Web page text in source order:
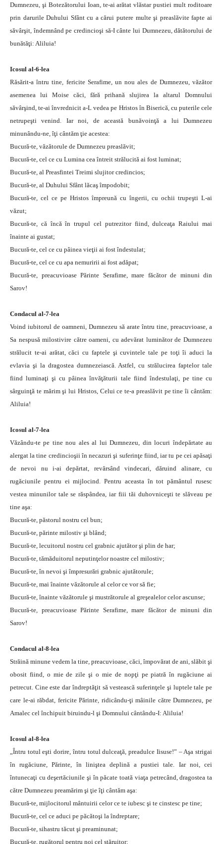
Dumnezeu, şi Botezătorului Ioan, te-ai arătat vlăstar pustiei mult roditoare
prin darurile Duhului Sfânt cu a cărui putere multe şi preaslăvite fapte ai
săvârşit, îndemnând pe credincioşi să-I cânte lui Dumnezeu, dătătorului de
bunătăţi: Aliluia!
Icosul al-6-lea
Răsărit-a întru tine, fericite Serafime, un nou ales de Dumnezeu, văzător
asemenea lui Moise căci, fără prihană slujirea la altarul Domnului
săvârşind, te-ai învrednicit a-L vedea pe Hristos în Biserică, cu puterile cele
netrupeşti venind. Iar noi, de această bunăvoinţă a lui Dumnezeu
minunându-ne, îţi cântăm ţie acestea:
Bucură-te, văzătorule de Dumnezeu preaslăvit;
Bucură-te, cel ce cu Lumina cea întreit strălucită ai fost luminat;
Bucură-te, al Preasfintei Treimi slujitor credincios;
Bucură-te, al Duhului Sfânt lăcaş împodobit;
Bucură-te, cel ce pe Hristos împreună cu îngerii, cu ochii trupeşti L-ai
văzut;
Bucură-te, că încă în trupul cel putrezitor fiind, dulceaţa Raiului mai
înainte ai gustat;
Bucură-te, cel ce cu pâinea vieţii ai fost îndestulat;
Bucură-te, cel ce cu apa nemuririi ai fost adăpat;
Bucură-te, preacuvioase Părinte Serafime, mare făcător de minuni din
Sarov!
Condacul al-7-lea
Voind iubitorul de oamneni, Dumnezeu să arate întru tine, preacuvioase, a
Sa nespusă milostivire către oameni, cu adevărat luminător de Dumnezeu
strălucit te-ai arătat, căci cu faptele şi cuvintele tale pe toţi îi aduci la
evlavia şi la dragostea dumnezeiască. Astfel, cu strălucirea faptelor tale
fiind luminaţi şi cu pâinea învăţăturii tale fiind îndestulaţi, pe tine cu
sârguinţă te mărim şi lui Hristos, Celui ce te-a preaslăvit pe tine îi cântăm:
Aliluia!
Icosul al-7-lea
Văzându-te pe tine nou ales al lui Dumnezeu, din locuri îndepărtate au
alergat la tine credincioşii în necazuri şi suferinţe fiind, iar tu pe cei apăsaţi
de nevoi nu i-ai depărtat, revărsând vindecari, dăruind alinare, cu
rugăciunile pentru ei mijlocind. Pentru aceasta în tot pământul rusesc
vestea minunilor tale se răspândea, iar fiii tăi duhovniceşti te slăveau pe
tine aşa:
Bucură-te, păstorul nostru cel bun;
Bucură-te, părinte milostiv şi blând;
Bucură-te, lecuitorul nostru cel grabnic ajutător şi plin de har;
Bucură-te, tămăduitorul neputinţelor noastre cel milostiv;
Bucură-te, în nevoi şi împresurări grabnic ajutătorule;
Bucură-te, mai înainte văzătorule al celor ce vor să fie;
Bucură-te, înainte văzătorule şi mustrătorule al greşealelor celor ascunse;
Bucură-te, preacuvioase Părinte Serafime, mare făcător de minuni din
Sarov!
Condacul al-8-lea
Străină minune vedem la tine, preacuvioase, căci, împovărat de ani, slăbit şi
obosit fiind, o mie de zile şi o mie de nopţi pe piatră în rugăciune ai
petrecut. Cine este dar îndreptăţit să vestească suferinţele şi luptele tale pe
care le-ai răbdat, fericite Părinte, ridicându-ţi mâinile către Dumnezeu, pe
Amalec cel închipuit biruindu-l şi Domnului cântându-I: Aliluia!
Icosul al-8-lea
„Întru totul eşti dorire, întru totul dulceaţă, preadulce Iisuse!” – Aşa strigai
în rugăciune, Părinte, în liniştea deplină a pustiei tale. Iar noi, cei
întunecaţi cu deşertăciunile şi în păcate toată viaţa petrecând, dragostea ta
către Dumnezeu preamărim şi ţie îţi cântăm aşa:
Bucură-te, mijlocitorul mântuirii celor ce te iubesc şi te cinstesc pe tine;
Bucură-te, cel ce aduci pe păcătoşi la îndreptare;
Bucură-te, sihastru tăcut şi preaminunat;
Bucură-te, rugătorul pentru noi cel stăruitor;